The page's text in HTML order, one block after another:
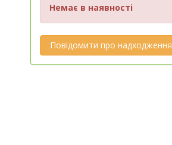
Немає в наявності
Повідомити про надходження